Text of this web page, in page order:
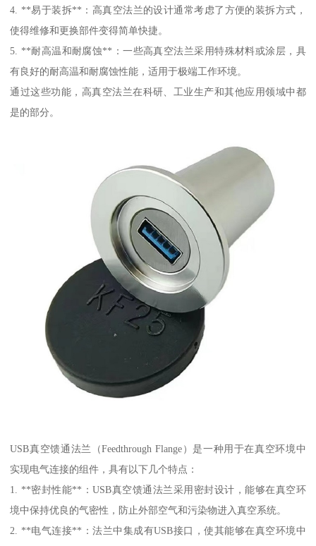
4. **易于装拆**：高真空法兰的设计通常考虑了方便的装拆方式，
使得维修和更换部件变得简单快捷。
5. **耐高温和耐腐蚀**：一些高真空法兰采用特殊材料或涂层，具
有良好的耐高温和耐腐蚀性能，适用于极端工作环境。
通过这些功能，高真空法兰在科研、工业生产和其他应用领域中都
是的部分。
USB真空馈通法兰（Feedthrough Flange）是一种用于在真空环境中
实现电气连接的组件，具有以下几个特点：
1. **密封性能**：USB真空馈通法兰采用密封设计，能够在真空环
境中保持优良的气密性，防止外部空气和污染物进入真空系统。
2. **电气连接**：法兰中集成有USB接口，使其能够在真空环境中